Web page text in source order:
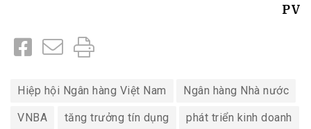
PV
Hiệp hội Ngân hàng Việt Nam Ngân hàng Nhà nước
VNBA tăng trưởng tín dụng phát triển kinh doanh